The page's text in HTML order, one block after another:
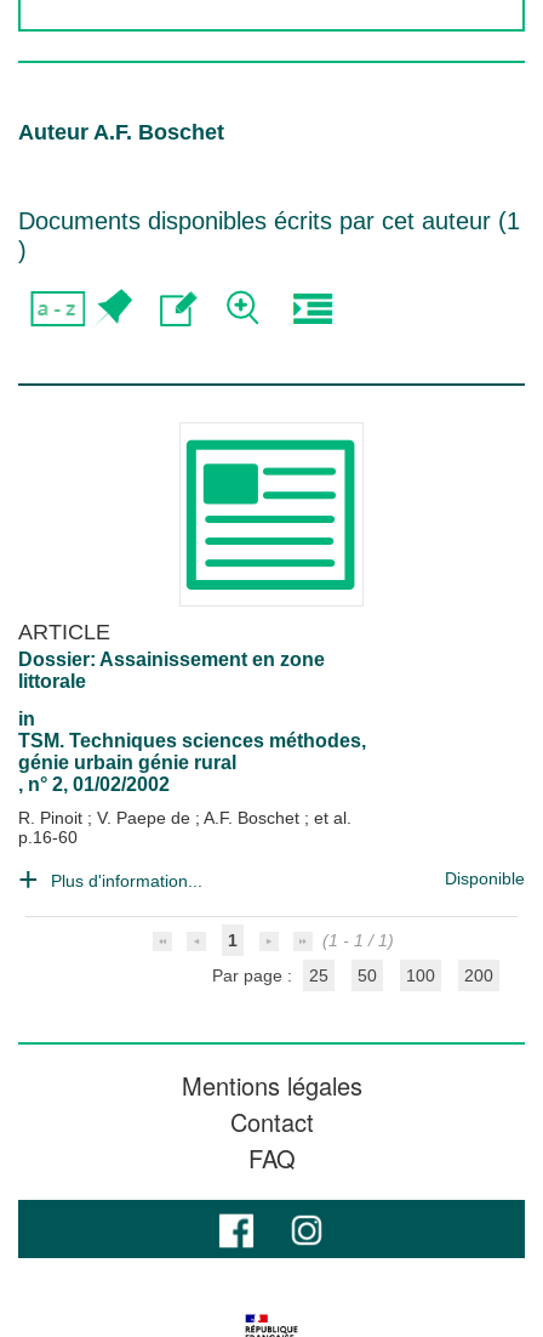
Auteur A.F. Boschet
Documents disponibles écrits par cet auteur (1
)
ARTICLE
Dossier: Assainissement en zone
littorale
in
TSM. Techniques sciences méthodes,
génie urbain génie rural
, n° 2, 01/02/2002
R. Pinoit ; V. Paepe de ; A.F. Boschet ; et al.
p.16-60
Plus d'information... Disponible
1
(1 - 1 / 1)
Par page :
25 50 100 200
Mentions légales
Contact
FAQ